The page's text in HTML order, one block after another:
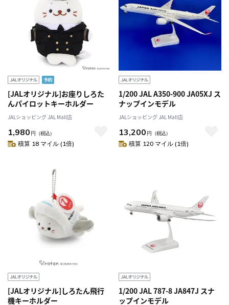
[JALオリジナル]お座りしろた
んパイロットキーホルダー
JALショッピング JAL Mall店
1,980 円 （税込）
積算 18 マイル (1倍)
1/200 JAL A350-900 JA05XJ ス
ナップインモデル
JALショッピング JAL Mall店
13,200 円 （税込）
積算 120 マイル (1倍)
[JALオリジナル]しろたん飛行
機キーホルダー
1/200 JAL 787-8 JA847J スナ
ップインモデル